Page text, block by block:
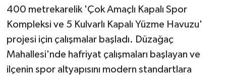
400 metrekarelik 'Çok Amaçlı Kapalı Spor
Kompleksi ve 5 Kulvarlı Kapalı Yüzme Havuzu'
projesi için çalışmalar başladı. Düzağaç
Mahallesi'nde hafriyat çalışmaları başlayan ve
ilçenin spor altyapısını modern standartlara